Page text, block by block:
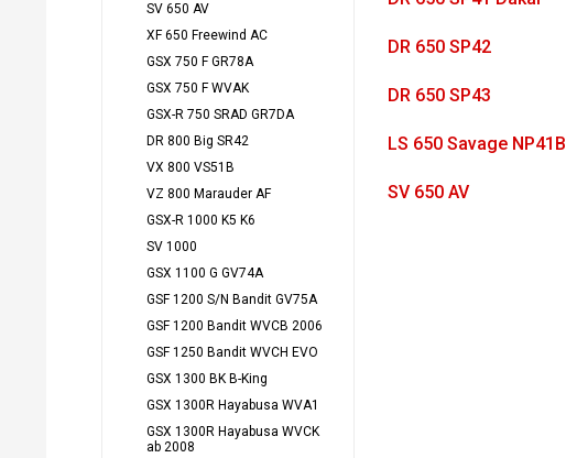
SV 650 AV
XF 650 Freewind AC
GSX 750 F GR78A
GSX 750 F WVAK
GSX-R 750 SRAD GR7DA
DR 800 Big SR42
VX 800 VS51B
VZ 800 Marauder AF
GSX-R 1000 K5 K6
SV 1000
GSX 1100 G GV74A
GSF 1200 S/N Bandit GV75A
GSF 1200 Bandit WVCB 2006
GSF 1250 Bandit WVCH EVO
GSX 1300 BK B-King
GSX 1300R Hayabusa WVA1
GSX 1300R Hayabusa WVCK
ab 2008
DR 650 SP42
DR 650 SP43
LS 650 Savage NP41B
SV 650 AV